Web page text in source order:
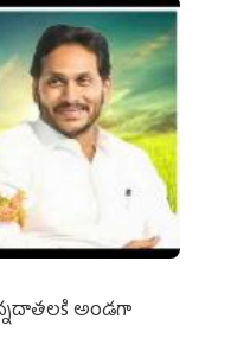
అండగా